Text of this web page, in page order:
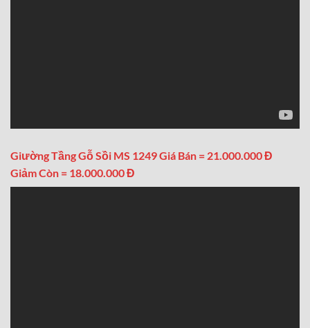
Giường Tầng Gỗ Sồi MS 1249 Giá Bán = 21.000.000 Đ
Giảm Còn = 18.000.000 Đ